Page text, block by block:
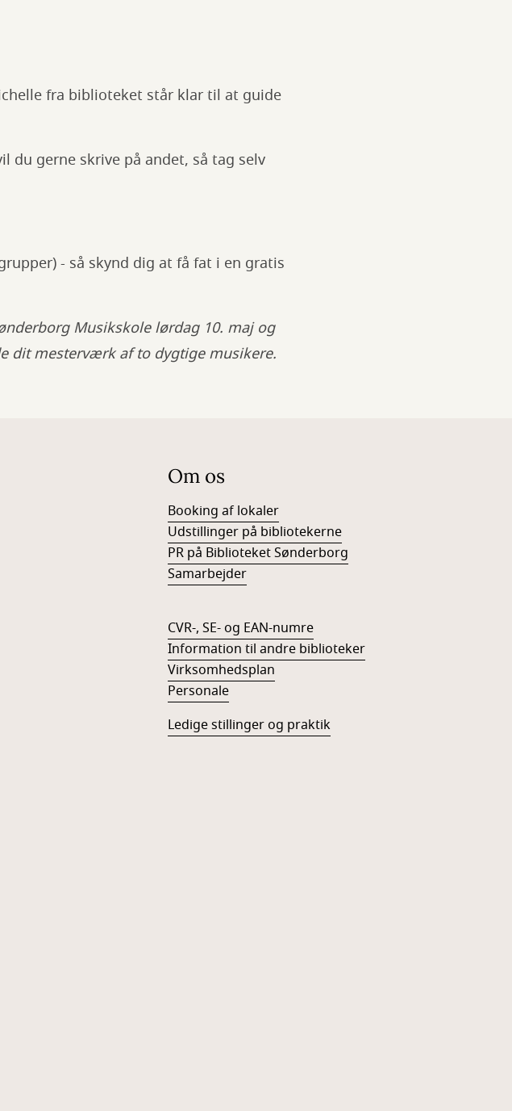
fra biblioteket står klar til at guide
du gerne skrive på andet, så tag selv
- så skynd dig at få fat i en gratis
Musikskole lørdag 10. maj og
dit mesterværk af to dygtige musikere.
Om os
Booking af lokaler
Udstillinger på bibliotekerne
PR på Biblioteket Sønderborg
Samarbejder
CVR-, SE- og EAN-numre
Information til andre biblioteker
Virksomhedsplan
Personale
Ledige stillinger og praktik